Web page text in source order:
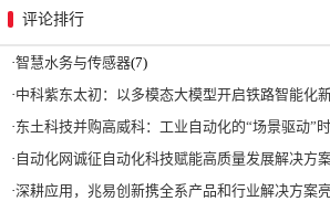
评论排行
·智慧水务与传感器(7)
·中科紫东太初：以多模态大模型开启铁路智能化
·东土科技并购高威科：工业自动化的“场景驱动”
· 自动化网诚征自动化科技赋能高质量发展解决方
·深耕应用，兆易创新携全系产品和行业解决方案